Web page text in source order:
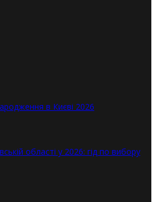
в Києві 2026
області у 2026: гід по вибору